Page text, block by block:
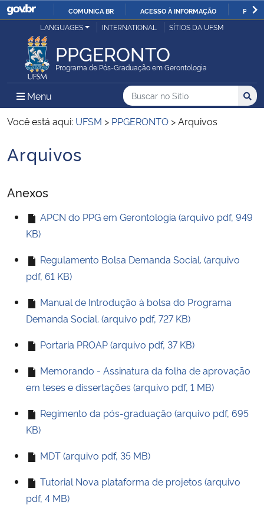
IR
O
COMUNICA BR ACESSO À INFORMAÇÃO
Ministério da Justiça e Segurança Pública
Ministério da Defesa
Ministério das Relações Exteriores
Ministério da Economia
Ministério da Agricultura, Pecuária e Abastecimento
Ministério da Cidadania
Ministério da Saúde
Ministério da Ciência, Tecnologia, Inovações e Comunicações
Ministério do Turismo
Ministério do Desenvolvimento Regional
Controladoria-Geral da União
LANGUAGES INTERNATIONAL SÍTIOS DA UFSM
PPGERONTO
Programa de Pós-Graduação em Gerontologia
Menu Menu Principal do Sítio
Busca
Buscar no no Sítio
Busca:
Você está aqui: UFSM > PPGERONTO >Arquivos
Início do conteúdo
Arquivos
Anexos
APCN do PPG em Gerontologia (arquivo pdf, 949
KB)
Regulamento Bolsa Demanda Social. (arquivo
pdf, 61 KB)
Manual de Introdução à bolsa do Programa
Demanda Social. (arquivo pdf, 727 KB)
Portaria PROAP (arquivo pdf, 37 KB)
Memorando - Assinatura da folha de aprovação
em teses e dissertações (arquivo pdf, 1 MB)
Regimento da pós-graduação (arquivo pdf, 695
KB)
MDT (arquivo pdf, 35 MB)
Tutorial Nova plataforma de projetos (arquivo
pdf, 4 MB)